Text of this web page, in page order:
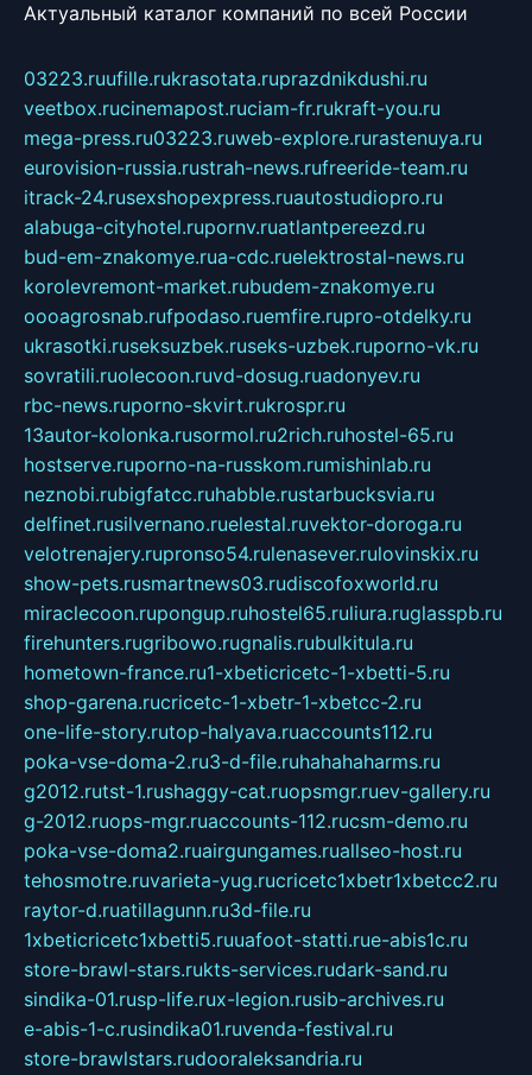
Актуальный каталог компаний по всей России
03223.ruufille.rukrasotata.ruprazdnikdushi.ru
veetbox.rucinemapost.ruciam-fr.rukraft-you.ru
mega-press.ru03223.ruweb-explore.rurastenuya.ru
eurovision-russia.rustrah-news.rufreeride-team.ru
itrack-24.rusexshopexpress.ruautostudiopro.ru
alabuga-cityhotel.rupornv.ruatlantpereezd.ru
bud-em-znakomye.rua-cdc.ruelektrostal-news.ru
korolevremont-market.rubudem-znakomye.ru
oooagrosnab.rufpodaso.ruemfire.rupro-otdelky.ru
ukrasotki.ruseksuzbek.ruseks-uzbek.ruporno-vk.ru
sovratili.ruolecoon.ruvd-dosug.ruadonyev.ru
rbc-news.ruporno-skvirt.rukrospr.ru
13autor-kolonka.rusormol.ru2rich.ruhostel-65.ru
hostserve.ruporno-na-russkom.rumishinlab.ru
neznobi.rubigfatcc.ruhabble.rustarbucksvia.ru
delfinet.rusilvernano.ruelestal.ruvektor-doroga.ru
velotrenajery.rupronso54.rulenasever.rulovinskix.ru
show-pets.rusmartnews03.rudiscofoxworld.ru
miraclecoon.rupongup.ruhostel65.ruliura.ruglasspb.ru
firehunters.rugribowo.rugnalis.rubulkitula.ru
hometown-france.ru1-xbeticricetc-1-xbetti-5.ru
shop-garena.rucricetc-1-xbetr-1-xbetcc-2.ru
one-life-story.rutop-halyava.ruaccounts112.ru
poka-vse-doma-2.ru3-d-file.ruhahahaharms.ru
g2012.rutst-1.rushaggy-cat.ruopsmgr.ruev-gallery.ru
g-2012.ruops-mgr.ruaccounts-112.rucsm-demo.ru
poka-vse-doma2.ruairgungames.ruallseo-host.ru
tehosmotre.ruvarieta-yug.rucricetc1xbetr1xbetcc2.ru
raytor-d.ruatillagunn.ru3d-file.ru
1xbeticricetc1xbetti5.ruuafoot-statti.rue-abis1c.ru
store-brawl-stars.rukts-services.rudark-sand.ru
sindika-01.rusp-life.rux-legion.rusib-archives.ru
e-abis-1-c.rusindika01.ruvenda-festival.ru
store-brawlstars.rudooraleksandria.ru